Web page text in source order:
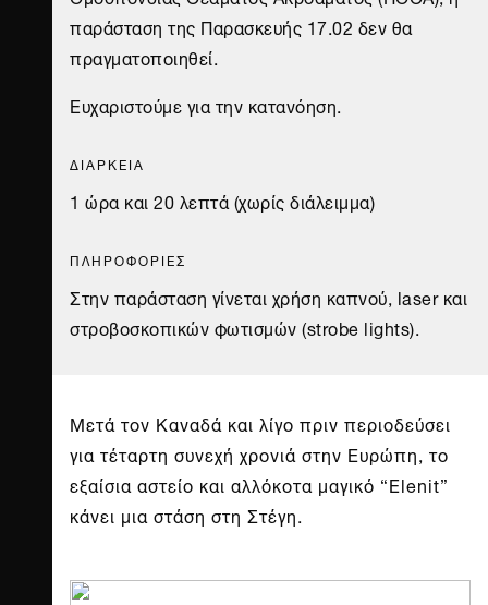
παράσταση της Παρασκευής 17.02 δεν θα
πραγματοποιηθεί.
Ευχαριστούμε για την κατανόηση.
ΔΙΑΡΚΕΙΑ
1 ώρα και 20 λεπτά (χωρίς διάλειμμα)
ΠΛΗΡΟΦΟΡΙΕΣ
Στην παράσταση γίνεται χρήση καπνού, laser και
στροβοσκοπικών φωτισμών (strobe lights).
Μετά τον Καναδά και λίγο πριν περιοδεύσει
για τέταρτη συνεχή χρονιά στην Ευρώπη, το
εξαίσια αστείο και αλλόκοτα μαγικό “Elenit”
κάνει μια στάση στη Στέγη.